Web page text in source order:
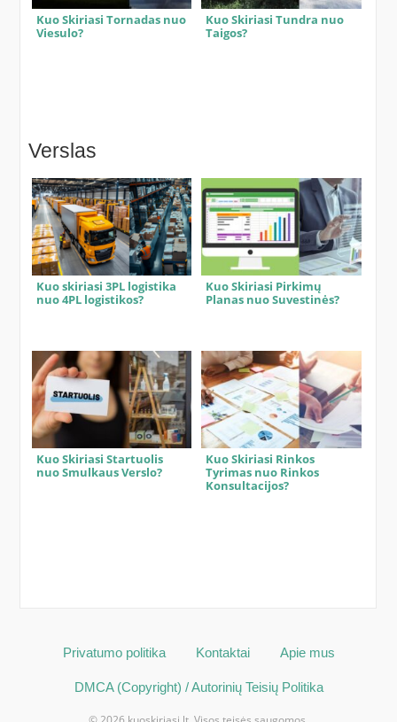
Kuo Skiriasi Tornadas nuo
Viesulo?
Kuo Skiriasi Tundra nuo
Taigos?
Verslas
Kuo skiriasi 3PL logistika
nuo 4PL logistikos?
Kuo Skiriasi Pirkimų
Planas nuo Suvestinės?
Kuo Skiriasi Startuolis
nuo Smulkaus Verslo?
Kuo Skiriasi Rinkos
Tyrimas nuo Rinkos
Konsultacijos?
Privatumo politika Kontaktai Apie mus
DMCA (Copyright) / Autorinių Teisių Politika